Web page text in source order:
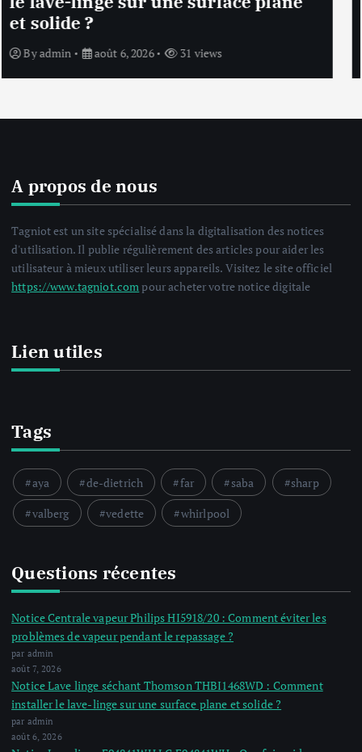
affiche une erreur inconnue ?
Byadmin août 6, 2026 32 views
A propos de nous
Tagniot est un site spécialisé dans la digitalisation des notices
d'utilisation. Il publie régulièrement des articles pour aider les
utilisateur à mieux utiliser leurs appareils. Visitez le site officiel
https://www.tagniot.com pour acheter votre notice digitale
Lien utiles
Tags
aya de-dietrich far saba
sharp
valberg
vedette whirlpool
Questions récentes
Notice Centrale vapeur Philips HI5918/20 : Comment éviter les
problèmes de vapeur pendant le repassage ?
par admin
août 7, 2026
Notice Lave linge séchant Thomson THBI1468WD : Comment
installer le lave-linge sur une surface plane et solide ?
par admin
août 6, 2026